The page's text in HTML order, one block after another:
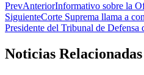
PrevAnteriorInformativo sobre la
SiguienteCorte Suprema llama a
Presidente del Tribunal de Defensa
Noticias Relacionadas